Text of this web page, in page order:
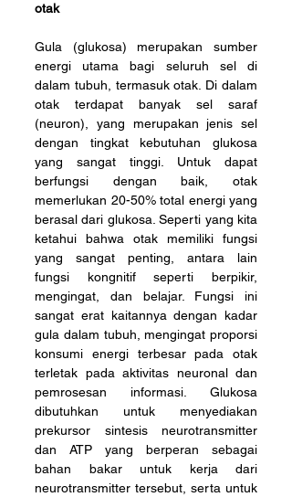
otak
Gula (glukosa) merupakan sumber
energi utama bagi seluruh sel di
dalam tubuh, termasuk otak. Di dalam
otak terdapat banyak sel saraf
(neuron), yang merupakan jenis sel
dengan tingkat kebutuhan glukosa
yang sangat tinggi. Untuk dapat
berfungsi dengan baik, otak
memerlukan 20-50% total energi yang
berasal dari glukosa. Seperti yang kita
ketahui bahwa otak memiliki fungsi
yang sangat penting, antara lain
fungsi kongnitif seperti berpikir,
mengingat, dan belajar. Fungsi ini
sangat erat kaitannya dengan kadar
gula dalam tubuh, mengingat proporsi
konsumi energi terbesar pada otak
terletak pada aktivitas neuronal dan
pemrosesan informasi. Glukosa
dibutuhkan untuk menyediakan
prekursor sintesis neurotransmitter
dan ATP yang berperan sebagai
bahan bakar untuk kerja dari
neurotransmitter tersebut, serta untuk